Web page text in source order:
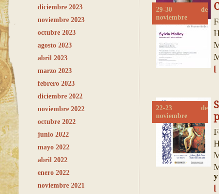
diciembre 2023
noviembre 2023
octubre 2023
agosto 2023
abril 2023
marzo 2023
febrero 2023
diciembre 2022
noviembre 2022
octubre 2022
junio 2022
mayo 2022
abril 2022
enero 2022
noviembre 2021
29-30 de
noviembre
[
22-23 de
noviembre
[